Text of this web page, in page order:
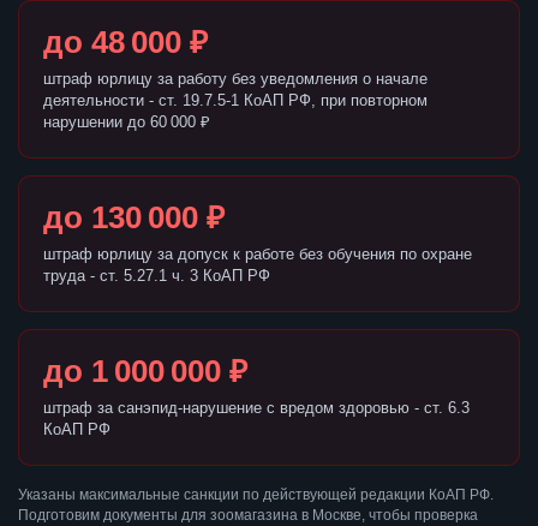
до 48 000 ₽
штраф юрлицу за работу без уведомления о начале
деятельности - ст. 19.7.5-1 КоАП РФ, при повторном
нарушении до 60 000 ₽
до 130 000 ₽
штраф юрлицу за допуск к работе без обучения по охране
труда - ст. 5.27.1 ч. 3 КоАП РФ
до 1 000 000 ₽
штраф за санэпид-нарушение с вредом здоровью - ст. 6.3
КоАП РФ
Указаны максимальные санкции по действующей редакции КоАП РФ.
Подготовим документы для зоомагазина в Москве, чтобы проверка